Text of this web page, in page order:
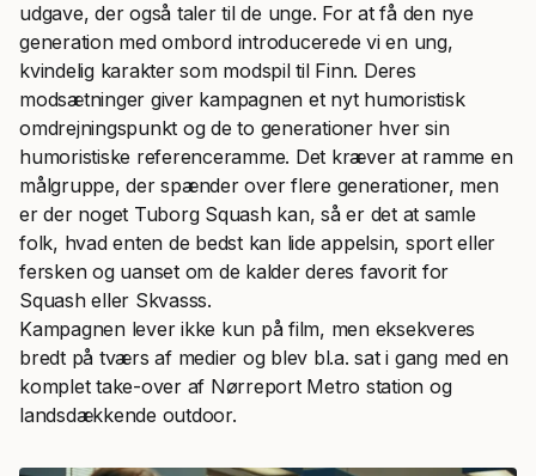
udgave, der også taler til de unge. For at få den nye
generation med ombord introducerede vi en ung,
kvindelig karakter som modspil til Finn. Deres
modsætninger giver kampagnen et nyt humoristisk
omdrejningspunkt og de to generationer hver sin
humoristiske referenceramme. Det kræver at ramme en
målgruppe, der spænder over flere generationer, men
er der noget Tuborg Squash kan, så er det at samle
folk, hvad enten de bedst kan lide appelsin, sport eller
fersken og uanset om de kalder deres favorit for
Squash eller Skvasss.
Kampagnen lever ikke kun på film, men eksekveres
bredt på tværs af medier og blev bl.a. sat i gang med en
komplet take-over af Nørreport Metro station og
landsdækkende outdoor.